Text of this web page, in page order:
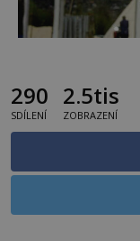
290
SDÍLENÍ
2.5tis
ZOBRAZENÍ